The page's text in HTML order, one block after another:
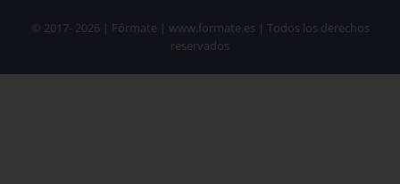
© 2017- 2026 | Fórmate | www.formate.es | Todos los derechos
reservados